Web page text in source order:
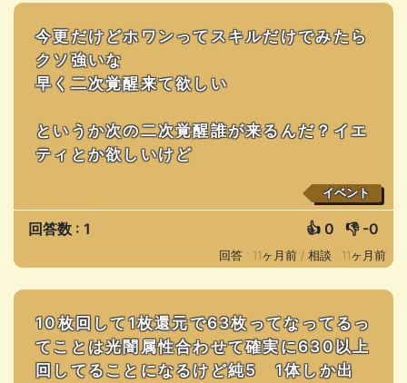
今更だけどホワンってスキルだけでみたら
クソ強いな
早く二次覚醒来て欲しい
というか次の二次覚醒誰が来るんだ？イエ
ティとか欲しいけど
イベント
回答数 : 1 👍 0 👎 -0
回答 : 11ヶ月前 / 相談 : 11ヶ月前
10枚回して1枚還元で63枚ってなってるっ
てことは光闇属性合わせて確実に630以上
回してることになるけど純5 1体しか出